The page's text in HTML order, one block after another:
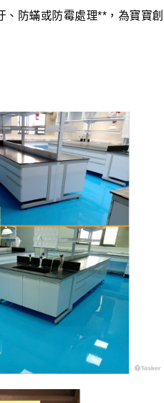
防蟎或防霉處理**，為寶寶創